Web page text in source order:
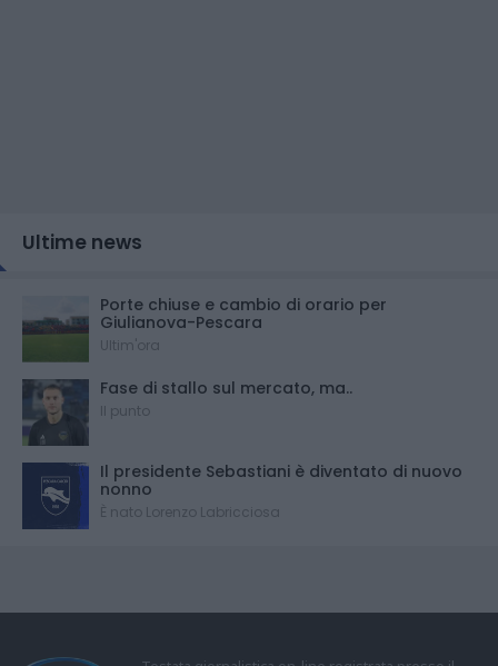
Ultime news
Porte chiuse e cambio di orario per
Giulianova-Pescara
Ultim'ora
Fase di stallo sul mercato, ma..
Il punto
Il presidente Sebastiani è diventato di nuovo
nonno
È nato Lorenzo Labricciosa